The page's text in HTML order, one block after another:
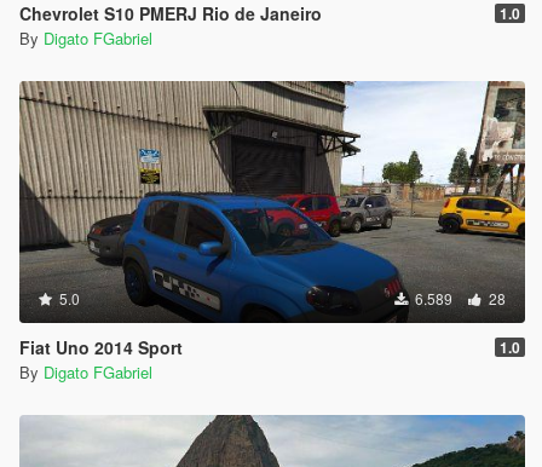
Chevrolet S10 PMERJ Rio de Janeiro 1.0
By Digato FGabriel
5.0 6.589 28
Fiat Uno 2014 Sport 1.0
By Digato FGabriel